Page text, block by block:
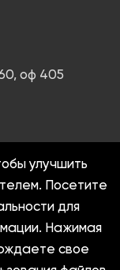
оф 405
защищены
улучшить
Посетите
для
Нажимая
свое